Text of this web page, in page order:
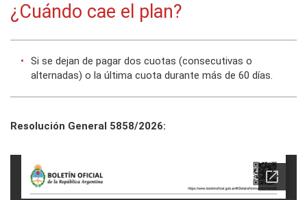
¿Cuándo cae el plan?
Si se dejan de pagar dos cuotas (consecutivas o
alternadas) o la última cuota durante más de 60 días.
Resolución General 5858/2026: